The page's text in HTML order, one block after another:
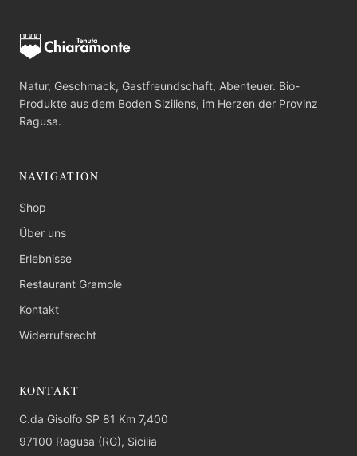
Natur, Geschmack, Gastfreundschaft, Abenteuer. Bio-
Produkte aus dem Boden Siziliens, im Herzen der Provinz
Ragusa.
NAVIGATION
Shop
Über uns
Erlebnisse
Restaurant Gramole
Kontakt
Widerrufsrecht
KONTAKT
C.da Gisolfo SP 81 Km 7,400
97100 Ragusa (RG), Sicilia